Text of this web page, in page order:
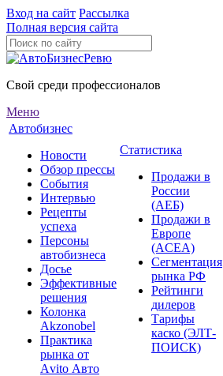
Вход на сайт Рассылка
Полная версия сайта
Свой среди профессионалов
Меню
Автобизнес
Новости
Обзор прессы
События
Интервью
Рецепты
успеха
Персоны
автобизнеса
Досье
Эффективные
решения
Колонка
Akzonobel
Практика
рынка от
Аvito Авто
Статистика
Продажи в
России
(АЕБ)
Продажи в
Европе
(ACEA)
Сегментация
рынка РФ
Рейтинги
дилеров
Тарифы
каско (ЭЛТ-
ПОИСК)